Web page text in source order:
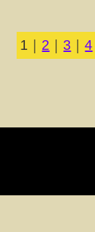
1 2 3 ｜4